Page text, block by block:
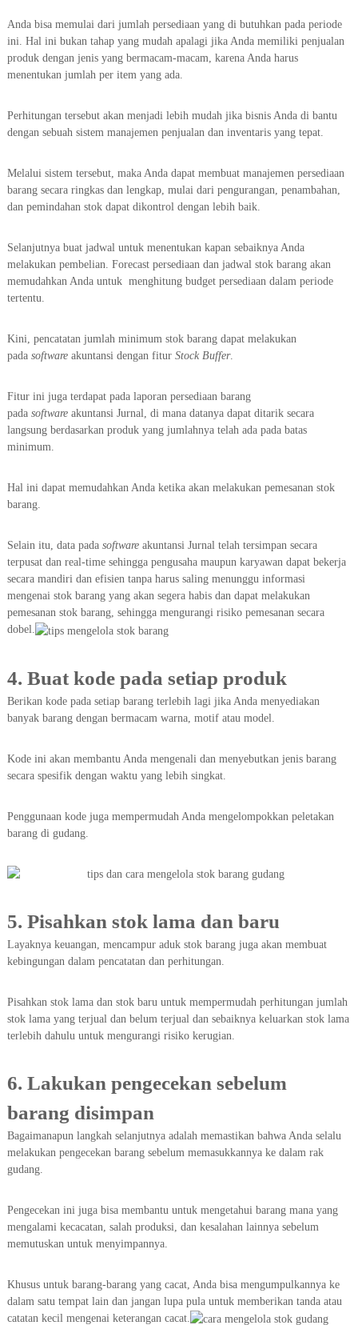
Anda bisa memulai dari jumlah persediaan yang di butuhkan pada periode
ini. Hal ini bukan tahap yang mudah apalagi jika Anda memiliki penjualan
produk dengan jenis yang bermacam-macam, karena Anda harus
menentukan jumlah per item yang ada.
Perhitungan tersebut akan menjadi lebih mudah jika bisnis Anda di bantu
dengan sebuah sistem manajemen penjualan dan inventaris yang tepat.
Melalui sistem tersebut, maka Anda dapat membuat manajemen persediaan
barang secara ringkas dan lengkap, mulai dari pengurangan, penambahan,
dan pemindahan stok dapat dikontrol dengan lebih baik.
Selanjutnya buat jadwal untuk menentukan kapan sebaiknya Anda
melakukan pembelian. Forecast persediaan dan jadwal stok barang akan
memudahkan Anda untuk menghitung budget persediaan dalam periode
tertentu.
Kini, pencatatan jumlah minimum stok barang dapat melakukan
padasoftwareakuntansi dengan fitur Stock Buffer.
Fitur ini juga terdapat pada laporan persediaan barang
pada softwareakuntansi Jurnal, di mana datanya dapat ditarik secara
langsung berdasarkan produk yang jumlahnya telah ada pada batas
minimum.
Hal ini dapat memudahkan Anda ketika akan melakukan pemesanan stok
barang.
Selain itu, data padasoftwareakuntansi Jurnal telah tersimpan secara
terpusat dan real-time sehingga pengusaha maupun karyawan dapat bekerja
secara mandiri dan efisien tanpa harus saling menunggu informasi
mengenai stok barang yang akan segera habis dan dapat melakukan
pemesanan stok barang, sehingga mengurangi risiko pemesanan secara
dobel.
4. Buat kode pada setiap produk
Berikan kode pada setiap barang terlebih lagi jika Anda menyediakan
banyak barang dengan bermacam warna, motif atau model.
Kode ini akan membantu Anda mengenali dan menyebutkan jenis barang
secara spesifik dengan waktu yang lebih singkat.
Penggunaan kode juga mempermudah Anda mengelompokkan peletakan
barang di gudang.
5. Pisahkan stok lama dan baru
Layaknya keuangan, mencampur aduk stok barang juga akan membuat
kebingungan dalam pencatatan dan perhitungan.
Pisahkan stok lama dan stok baru untuk mempermudah perhitungan jumlah
stok lama yang terjual dan belum terjual dan sebaiknya keluarkan stok lama
terlebih dahulu untuk mengurangi risiko kerugian.
6. Lakukan pengecekan sebelum
barang disimpan
Bagaimanapun langkah selanjutnya adalah memastikan bahwa Anda selalu
melakukan pengecekan barang sebelum memasukkannya ke dalam rak
gudang.
Pengecekan ini juga bisa membantu untuk mengetahui barang mana yang
mengalami kecacatan, salah produksi, dan kesalahan lainnya sebelum
memutuskan untuk menyimpannya.
Khusus untuk barang-barang yang cacat, Anda bisa mengumpulkannya ke
dalam satu tempat lain dan jangan lupa pula untuk memberikan tanda atau
catatan kecil mengenai keterangan cacat.